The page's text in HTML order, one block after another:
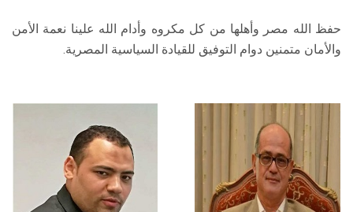
حفظ الله مصر وأهلها من كل مكروه وأدام الله علينا نعمة الأمن
والأمان متمنين دوام التوفيق للقيادة السياسية المصرية.